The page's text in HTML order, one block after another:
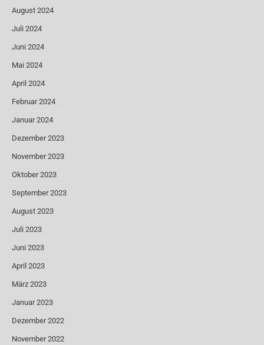
August 2024
Juli 2024
Juni 2024
Mai 2024
April 2024
Februar 2024
Januar 2024
Dezember 2023
November 2023
Oktober 2023
September 2023
August 2023
Juli 2023
Juni 2023
April 2023
März 2023
Januar 2023
Dezember 2022
November 2022